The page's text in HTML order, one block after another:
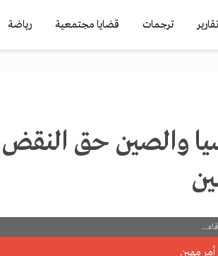
تقارير ترجمات قضايا مجتمعية رياضة
والصين حق النقض